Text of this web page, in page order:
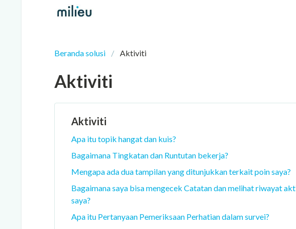
Beranda solusi Aktiviti
Aktiviti
Aktiviti
Apa itu topik hangat dan kuis?
Bagaimana Tingkatan dan Runtutan bekerja?
Mengapa ada dua tampilan yang ditunjukkan terkait poin saya?
Bagaimana saya bisa mengecek Catatan dan melihat riwayat
saya?
Apa itu Pertanyaan Pemeriksaan Perhatian dalam survei?